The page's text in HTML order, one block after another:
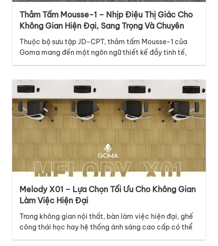
Thảm Tấm Mousse-1 – Nhịp Điệu Thị Giác Cho
Không Gian Hiện Đại, Sang Trọng Và Chuyên
Nghiệp
Thuộc bộ sưu tập JD-CPT, thảm tấm Mousse-1 của
Goma mang đến một ngôn ngữ thiết kế đầy tinh tế,
hiện đại và giàu cảm xúc, phù hợp với nhiều không
Mousse-1 nằm ở thiết kế graphic với những đường vân
dọc đan xen…
Melody X01 – Lựa Chọn Tối Ưu Cho Không Gian
Làm Việc Hiện Đại
Trong không gian nội thất, bàn làm việc hiện đại, ghế
công thái học hay hệ thống ánh sáng cao cấp có thể
là những điểm nhấn nổi bật, nhưng lớp nền dưới chân